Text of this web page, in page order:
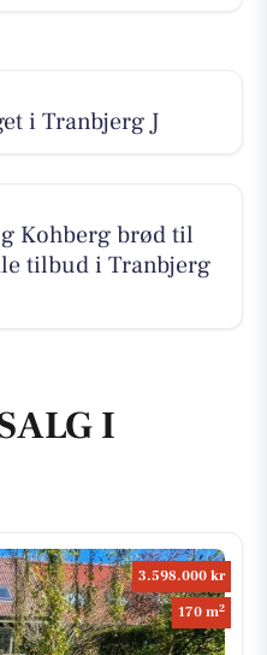
i Tranbjerg J
Kohberg brød til
tilbud i Tranbjerg
I
3.598.000 kr
170 m2